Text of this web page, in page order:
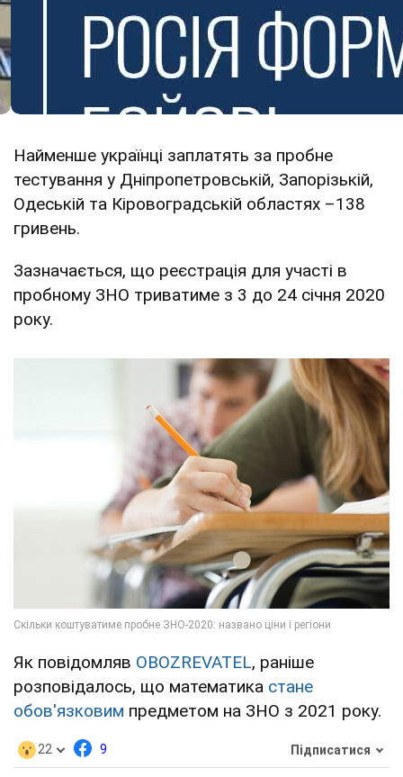
Найменше українці заплатять за пробне
тестування у Дніпропетровській, Запорізькій,
Одеській та Кіровоградській областях –138
гривень.
Зазначається, що реєстрація для участі в
пробному ЗНО триватиме з 3 до 24 січня 2020
року.
Як повідомляв OBOZREVATEL, раніше
розповідалось, що математика стане
обов'язковим предметом на ЗНО з 2021 року.
22 9 Підписатися